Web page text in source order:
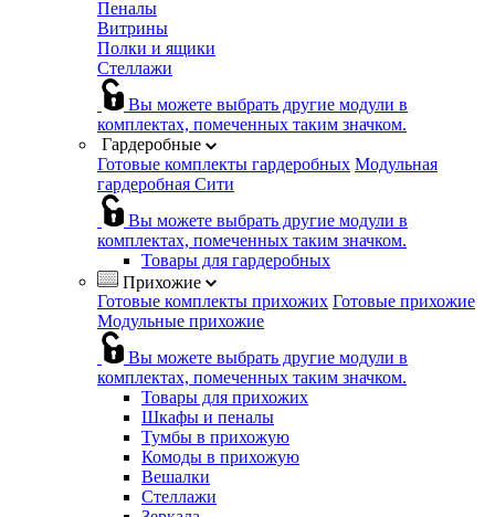
Пеналы
Витрины
Полки и ящики
Стеллажи
Вы можете выбрать другие модули в
комплектах, помеченных таким значком.
Гардеробные
Готовые комплекты гардеробных Модульная
гардеробная Сити
Вы можете выбрать другие модули в
комплектах, помеченных таким значком.
Товары для гардеробных
Прихожие
Готовые комплекты прихожих Готовые прихожие
Модульные прихожие
Вы можете выбрать другие модули в
комплектах, помеченных таким значком.
Товары для прихожих
Шкафы и пеналы
Тумбы в прихожую
Комоды в прихожую
Вешалки
Стеллажи